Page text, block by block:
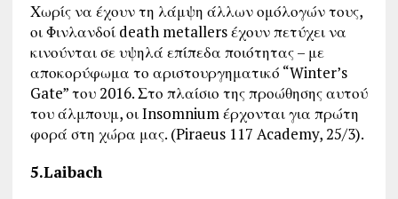
Χωρίς να έχουν τη λάμψη άλλων ομόλογών τους,
οι Φινλανδοί death metallers έχουν πετύχει να
κινούνται σε υψηλά επίπεδα ποιότητας – με
αποκορύφωμα το αριστουργηματικό “Winter’s
Gate” του 2016. Στο πλαίσιο της προώθησης αυτού
του άλμπουμ, οι Insomnium έρχονται για πρώτη
φορά στη χώρα μας. (Piraeus 117 Academy, 25/3).
5.Laibach